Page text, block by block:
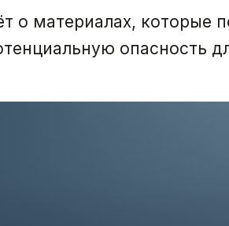
о материалах, которые
опасность